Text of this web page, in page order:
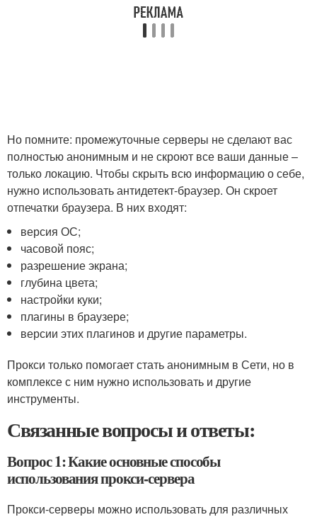
Но помните: промежуточные серверы не сделают вас
полностью анонимным и не скроют все ваши данные –
только локацию. Чтобы скрыть всю информацию о себе,
нужно использовать антидетект-браузер. Он скроет
отпечатки браузера. В них входят:
версия ОС;
часовой пояс;
разрешение экрана;
глубина цвета;
настройки куки;
плагины в браузере;
версии этих плагинов и другие параметры.
Прокси только помогает стать анонимным в Сети, но в
комплексе с ним нужно использовать и другие
инструменты.
Связанные вопросы и ответы:
Вопрос 1: Какие основные способы
использования прокси-сервера
Прокси-серверы можно использовать для различных